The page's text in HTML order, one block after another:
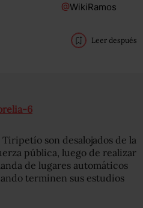
@WikiRamos
Leer después
son desalojados de la
pública, luego de realizar
de lugares automáticos
terminen sus estudios